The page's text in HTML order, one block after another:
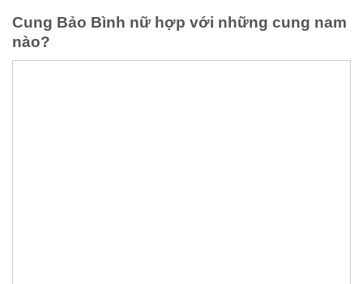
Cung Bảo Bình nữ hợp với những cung nam
nào?